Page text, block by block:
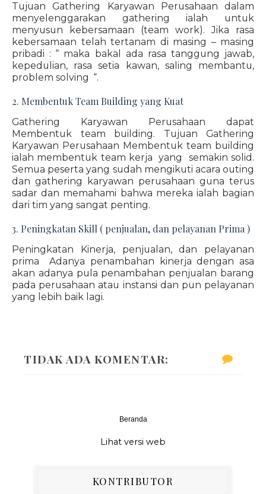
Tujuan Gathering Karyawan Perusahaan dalam
menyelenggarakan gathering ialah untuk
menyusun kebersamaan (team work). Jika rasa
kebersamaan telah tertanam di masing – masing
pribadi : “ maka bakal ada rasa tanggung jawab,
kepedulian, rasa setia kawan, saling membantu,
problem solving “.
2. Membentuk Team Building yang Kuat
Gathering Karyawan Perusahaan dapat
Membentuk team building. Tujuan Gathering
Karyawan Perusahaan Membentuk team building
ialah membentuk team kerja yang semakin solid.
Semua peserta yang sudah mengikuti acara outing
dan gathering karyawan perusahaan guna terus
sadar dan memahami bahwa mereka ialah bagian
dari tim yang sangat penting.
3. Peningkatan Skill ( penjualan, dan pelayanan Prima )
Peningkatan Kinerja, penjualan, dan pelayanan
prima Adanya penambahan kinerja dengan asa
akan adanya pula penambahan penjualan barang
pada perusahaan atau instansi dan pun pelayanan
yang lebih baik lagi.
TIDAK ADA KOMENTAR:
Beranda
Lihat versi web
KONTRIBUTOR